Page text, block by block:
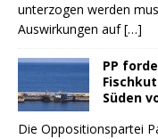
unterzogen werden
Auswirkungen auf[…]
PP
Süden
Die Oppositionspartei